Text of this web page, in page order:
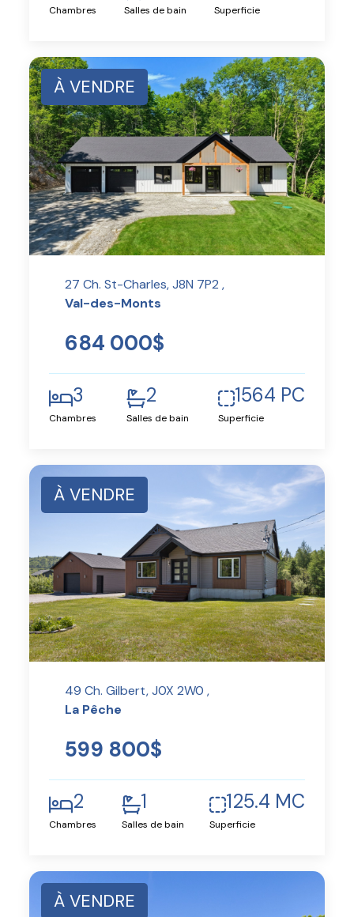
Chambres Salles de bain Superficie
À VENDRE
27 Ch. St-Charles, J8N 7P2 ,
Val-des-Monts
684 000$
3
Chambres
2
Salles de bain
1564 PC
Superficie
À VENDRE
49 Ch. Gilbert, J0X 2W0 ,
La Pêche
599 800$
2
Chambres
1
Salles de bain
125.4 MC
Superficie
À VENDRE